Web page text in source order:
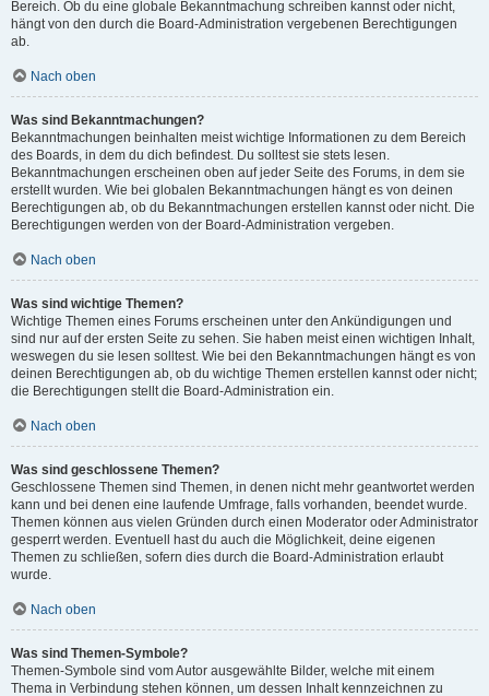
Bereich. Ob du eine globale Bekanntmachung schreiben kannst oder nicht,
hängt von den durch die Board-Administration vergebenen Berechtigungen
ab.
Nach oben
Was sind Bekanntmachungen?
Bekanntmachungen beinhalten meist wichtige Informationen zu dem Bereich
des Boards, in dem du dich befindest. Du solltest sie stets lesen.
Bekanntmachungen erscheinen oben auf jeder Seite des Forums, in dem sie
erstellt wurden. Wie bei globalen Bekanntmachungen hängt es von deinen
Berechtigungen ab, ob du Bekanntmachungen erstellen kannst oder nicht. Die
Berechtigungen werden von der Board-Administration vergeben.
Nach oben
Was sind wichtige Themen?
Wichtige Themen eines Forums erscheinen unter den Ankündigungen und
sind nur auf der ersten Seite zu sehen. Sie haben meist einen wichtigen Inhalt,
weswegen du sie lesen solltest. Wie bei den Bekanntmachungen hängt es von
deinen Berechtigungen ab, ob du wichtige Themen erstellen kannst oder nicht;
die Berechtigungen stellt die Board-Administration ein.
Nach oben
Was sind geschlossene Themen?
Geschlossene Themen sind Themen, in denen nicht mehr geantwortet werden
kann und bei denen eine laufende Umfrage, falls vorhanden, beendet wurde.
Themen können aus vielen Gründen durch einen Moderator oder Administrator
gesperrt werden. Eventuell hast du auch die Möglichkeit, deine eigenen
Themen zu schließen, sofern dies durch die Board-Administration erlaubt
wurde.
Nach oben
Was sind Themen-Symbole?
Themen-Symbole sind vom Autor ausgewählte Bilder, welche mit einem
Thema in Verbindung stehen können, um dessen Inhalt kennzeichnen zu